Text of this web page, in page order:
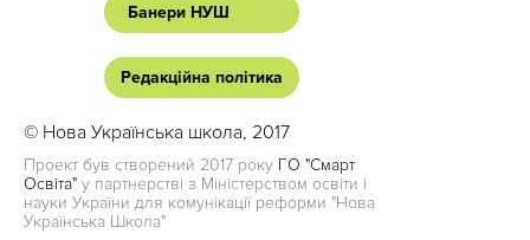
Банери НУШ
Редакційна політика
© Нова Українська школа, 2017
Проект був створений 2017 року ГО "Смарт
Освіта" у партнерстві з Міністерством освіти і
науки України для комунікації реформи "Нова
Українська Школа"